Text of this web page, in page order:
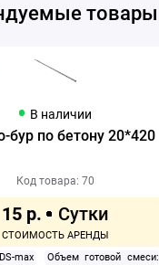
товары
В наличии
бур по бетону 20*420
Код товара: 70
15 р.
max
Объем готовой смеси: